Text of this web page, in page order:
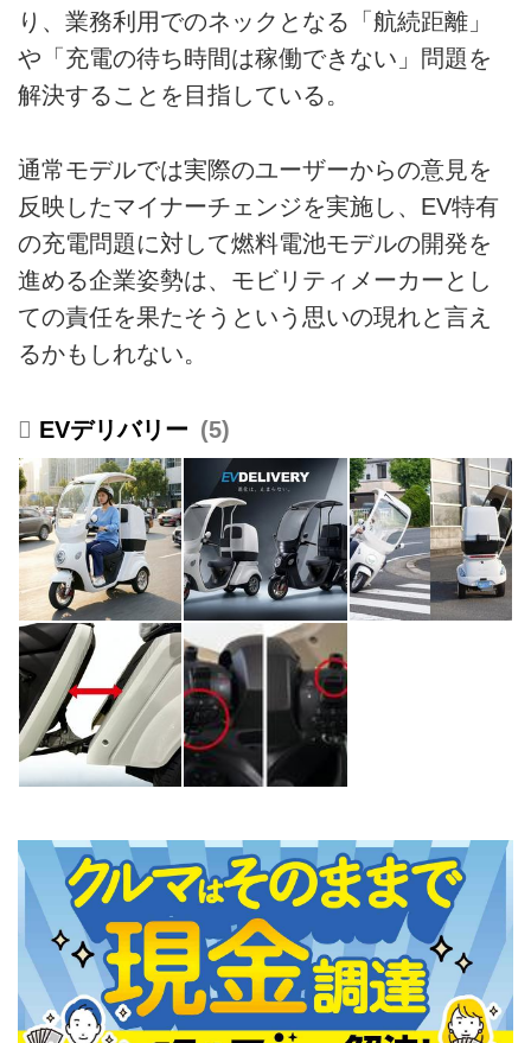
り、業務利用でのネックとなる「航続距離」
や「充電の待ち時間は稼働できない」問題を
解決することを目指している。
通常モデルでは実際のユーザーからの意見を
反映したマイナーチェンジを実施し、EV特有
の充電問題に対して燃料電池モデルの開発を
進める企業姿勢は、モビリティメーカーとし
ての責任を果たそうという思いの現れと言え
るかもしれない。
EVデリバリー 5